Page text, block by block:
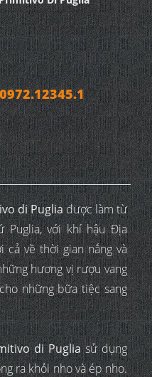
di Pugliađược làm từ
Puglia, với khí hậu Địa
cả về thời gian nắng và
hương vị rượu vang
những bữa tiệc sang
di Pugliasử dụng
ra khỏi nho và ép nho.